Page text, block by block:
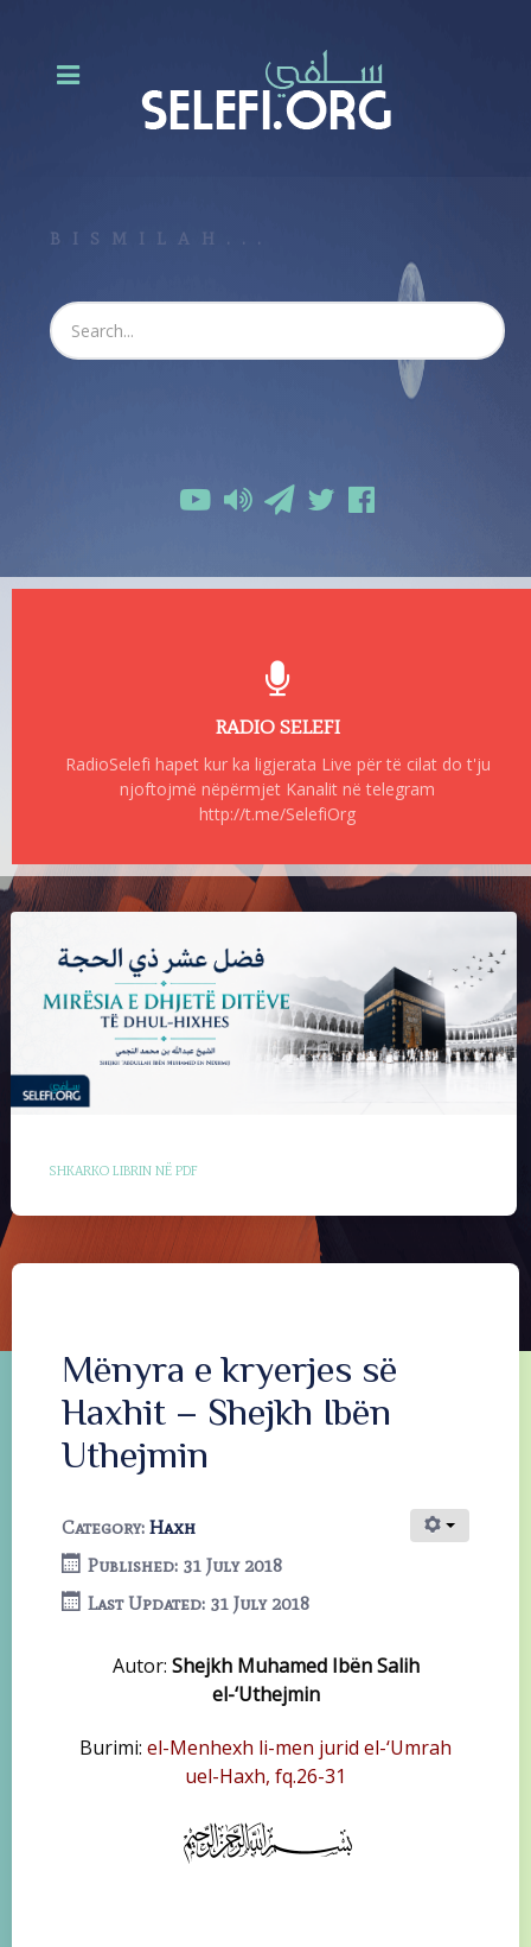
BISMILAH...
RADIO SELEFI
RadioSelefi hapet kur ka ligjerata Live për të cilat do t'ju
njoftojmë nëpërmjet Kanalit në telegram
http://t.me/SelefiOrg
SHKARKO LIBRIN NË PDF
Mënyra e kryerjes së
Haxhit – Shejkh Ibën
Uthejmin
Category: Haxh
Published: 31 July 2018
Last Updated: 31 July 2018
Autor: Shejkh Muhamed Ibën Salih
el-‘Uthejmin
Burimi: el-Menhexh li-men jurid el-‘Umrah
uel-Haxh, fq.26-31